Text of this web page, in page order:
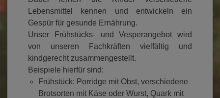
Lebensmittel kennen und entwickeln ein
Gespür für gesunde Ernährung.
Unser Frühstücks- und Vesperangebot wird
von unseren Fachkräften vielfältig und
kindgerecht zusammengestellt.
Beispiele hierfür sind:
Frühstück: Porridge mit Obst, verschiedene
Brotsorten mit Käse oder Wurst, Quark mit